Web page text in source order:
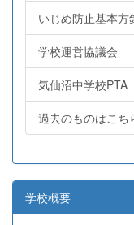
いじめ防止基本方
学校運営協議会
気仙沼中学校PTA
過去のものはこち
学校概要